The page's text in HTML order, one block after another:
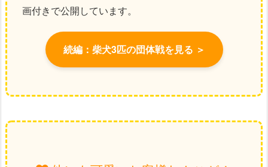
画付きで公開しています。
続編：柴犬3匹の団体戦を見る ＞